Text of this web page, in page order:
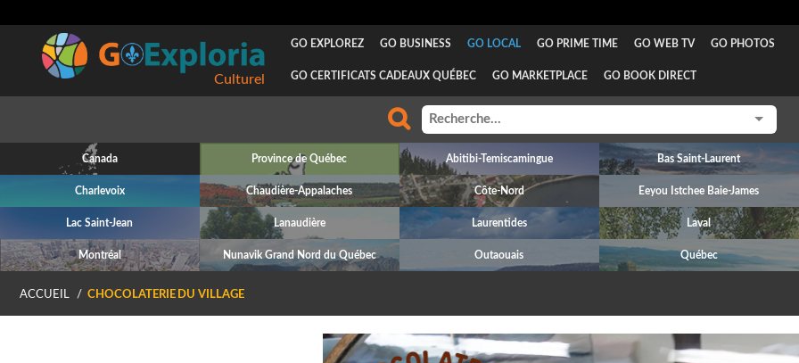
Designer
GO EXPLOREZ GO BUSINESS GO LOCAL GO PRIME TIME GO WEB TV GO PHOTOS
GO CERTIFICATS CADEAUX QUÉBEC GO MARKETPLACE GO BOOK DIRECT
Canada Province de Québec Abitibi-Temiscamingue Bas Saint-Laurent
Charlevoix Chaudière-Appalaches Côte-Nord Eeyou Istchee Baie-James
Lac Saint-Jean Lanaudière Laurentides Laval
Montréal Nunavik Grand Nord du Québec Outaouais Québec
ACCUEIL CHOCOLATERIE DU VILLAGE